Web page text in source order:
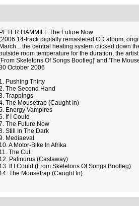
PETER HAMMILL The Future Now
14-track digitally remastered CD album,
March... the central heating system clicked down
room temperature for the duration, the
[From Skeletons Of Songs Bootleg]' and 'The
October 2006
1. Pushing Thirty
The Second Hand
Trappings
The Mousetrap (Caught In)
Energy Vampires
If I Could
The Future Now
Still In The Dark
Mediaeval
10. A Motor-Bike In Afrika
11. The Cut
12. Palinurus (Castaway)
13. If I Could (From Skeletons Of Songs Bootleg)
14. The Mousetrap (Caught In)